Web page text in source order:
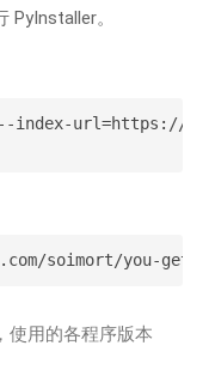
PyInstaller。
--index-url=https://
soimort/you-
使用的各程序版本